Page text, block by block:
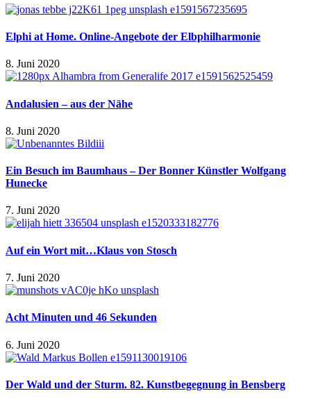
Elphi at Home. Online-Angebote der Elbphilharmonie
8. Juni 2020
Andalusien – aus der Nähe
8. Juni 2020
Ein Besuch im Baumhaus – Der Bonner Künstler Wolfgang
Hunecke
7. Juni 2020
Auf ein Wort mit…Klaus von Stosch
7. Juni 2020
Acht Minuten und 46 Sekunden
6. Juni 2020
Der Wald und der Sturm. 82. Kunstbegegnung in Bensberg